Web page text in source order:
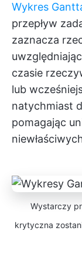
Wykres
przepływ
zaznacza
czasie
lub
natychmiast
pomagając
Wystarczy
krytyczna